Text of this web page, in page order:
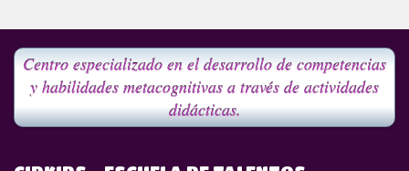
Centro especializado en el desarrollo de competencias
y habilidades metacognitivas a través de actividades
didácticas.